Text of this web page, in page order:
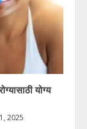
योग्य
2025